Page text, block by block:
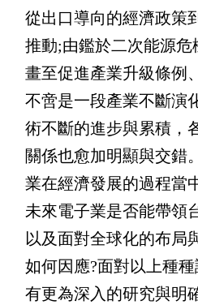
從出口導向的經濟政策
推動;由鑑於二次能源
畫至促進產業升級條例
不啻是一段產業不斷演
術不斷的進步與累積，
關係也愈加明顯與交錯
業在經濟發展的過程當
未來電子業是否能帶領
以及面對全球化的布局
如何因應?面對以上種
有更為深入的研究與明